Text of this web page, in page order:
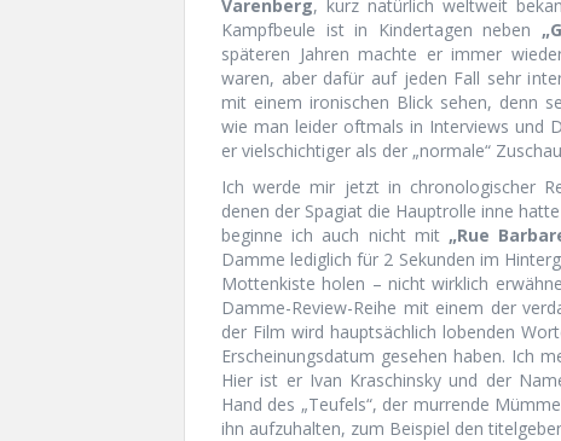
Varenberg, kurz natürlich weltweit
Kampfbeule ist in Kindertagen neben
späteren Jahren machte er immer
waren, aber dafür auf jeden Fall sehr
mit einem ironischen Blick sehen, denn
wie man leider oftmals in Interviews und
er vielschichtiger als der „normale“
Ich werde mir jetzt in chronologischer
denen der Spagiat die Hauptrolle inne
beginne ich auch nicht mit „Rue
Damme lediglich für 2 Sekunden im
Mottenkiste holen – nicht wirklich
Damme-Review-Reihe mit einem der
der Film wird hauptsächlich lobenden
Erscheinungsdatum gesehen haben. Ich
Hier ist er Ivan Kraschinsky und der
Hand des „Teufels“, der murrende
ihn aufzuhalten, zum Beispiel den